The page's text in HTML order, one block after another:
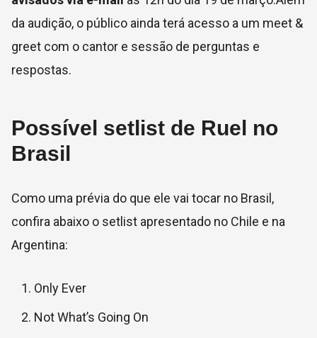
da audição, o público ainda terá acesso a um meet &
greet com o cantor e sessão de perguntas e
respostas.
Possível setlist de Ruel no
Brasil
Como uma prévia do que ele vai tocar no Brasil,
confira abaixo o setlist apresentado no Chile e na
Argentina:
Only Ever
Not What’s Going On